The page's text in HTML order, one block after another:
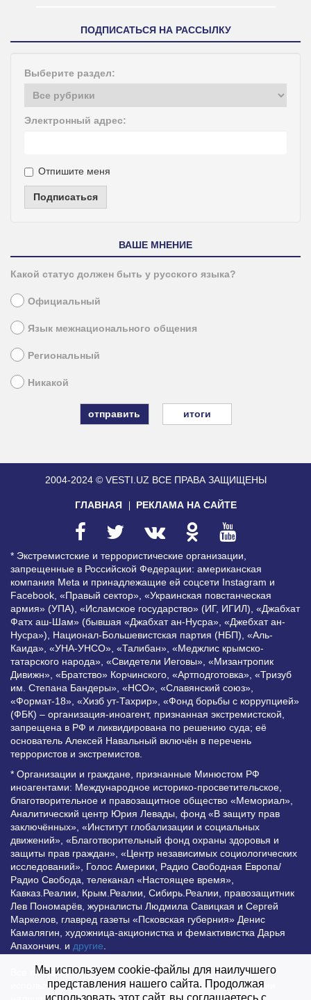
ПОДПИСАТЬСЯ НА РАССЫЛКУ
Выберите раздел:
Электронный адрес:
Отпишите меня
Подписаться
ВАШЕ МНЕНИЕ
Какой статус должен быть у русского языка?
Официальный
Язык межнационального общения
Региональный
Никакой
итоги
2004-2024 © VESTI.UZ ВСЕ ПРАВА ЗАЩИЩЕНЫ
ГЛАВНАЯ РЕКЛАМА НА САЙТЕ
* Экстремистские и террористические организации,
запрещенные в Российской Федерации: американская
компания Meta и принадлежащие ей соцсети Instagram и
Facebook, «Правый сектор», «Украинская повстанческая
армия» (УПА), «Исламское государство» (ИГ, ИГИЛ), «Джабхат
Фатх аш-Шам» (бывшая «Джабхат ан-Нусра», «Джебхат ан-
Нусра»), Национал-Большевистская партия (НБП), «Аль-
Каида», «УНА-УНСО», «Талибан», «Меджлис крымско-
татарского народа», «Свидетели Иеговы», «Мизантропик
Дивижн», «Братство» Корчинского, «Артподготовка», «Тризуб
им. Степана Бандеры», «НСО», «Славянский союз»,
«Формат-18», «Хизб ут-Тахрир», «Фонд борьбы с коррупцией»
(ФБК) – организация-иноагент, признанная экстремистской,
запрещена в РФ и ликвидирована по решению суда; её
основатель Алексей Навальный включён в перечень
террористов и экстремистов.
* Организации и граждане, признанные Минюстом РФ
иноагентами: Международное историко-просветительское,
благотворительное и правозащитное общество «Мемориал»,
Аналитический центр Юрия Левады, фонд «В защиту прав
заключённых», «Институт глобализации и социальных
движений», «Благотворительный фонд охраны здоровья и
защиты прав граждан», «Центр независимых социологических
исследований», Голос Америки, Радио Свободная Европа/
Радио Свобода, телеканал «Настоящее время»,
Кавказ.Реалии, Крым.Реалии, Сибирь.Реалии, правозащитник
Лев Пономарёв, журналисты Людмила Савицкая и Сергей
Маркелов, главред газеты «Псковская губерния» Денис
Камалягин, художница-акционистка и фемактивистка Дарья
Апахончич. и другие
Все права защищены и охраняются законом. Любое
использование материалов сайта допустимо при условии
Мы используем cookie-файлы для наилучшего
представления нашего сайта. Продолжая